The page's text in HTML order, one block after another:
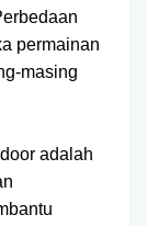
permainan
masing
adalah